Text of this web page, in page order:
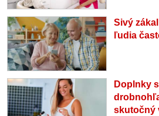
Sivý
ľudia
Doplnky
skutočný